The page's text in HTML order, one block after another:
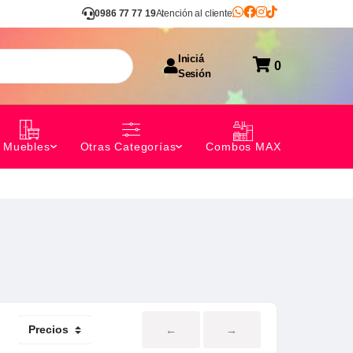
0986 77 77 19Atención al cliente
Iniciá
Sesión
0
Muebles Otras Categorías Combos MAX
← →